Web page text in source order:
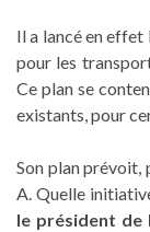
Il a lancé en
pour les
Ce plan se
existants, pour
Son plan prévoit,
A. Quelle
le président de